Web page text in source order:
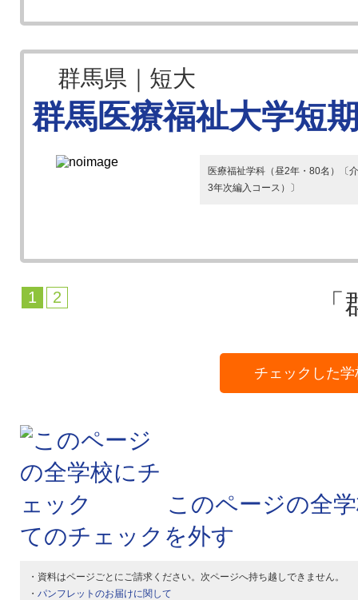
群馬県｜短大
群馬医療福祉大学短
医療福祉学科（昼2年・80名）〔
3年次編入コース）〕
1 2
チェックした
このページの全
てのチェックを外す
・資料はページごとにご請求ください。次ページへ持ち越しできません。
・ パンフレットのお届けに関して